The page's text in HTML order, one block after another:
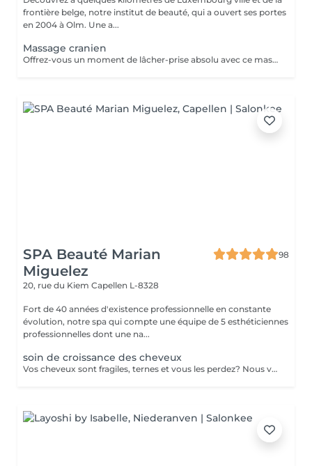
frontière belge, notre institut de beauté, qui a ouvert ses portes
en 2004 à Olm. Une a...
Massage cranien
Offrez-vous un moment de lâcher-prise absolu avec ce massage crânien japonais authentique, transmis par une formatrice venue du Japon. Ce soin agit sur le cuir chevelu, la nuque et les trapèzes pour relâcher les tensions, apaiser le mental et rééquilibrer les énergies. Il favorise la détente profonde, améliore la circulation et aide à libérer le stress et la fatigue nerveuse. Idéal seul ou en complément d'un soin, pour une expérience de bien-être global et revitalisante.
SPA Beauté Marian
Miguelez
98
20, rue du Kiem Capellen L-8328
Fort de 40 années d'existence professionnelle en constante
évolution, notre spa qui compte une équipe de 5 esthéticiennes
professionnelles dont une na...
soin de croissance des cheveux
Vos cheveux sont fragiles, ternes et vous les perdez? Nous vous proposons une cure de 2 semaines (dont 6 applications au total) dans notre institut. - Application d'un shampoing riche en Cell Supporting molecules qui fortifie la racine capillaire et active la pousse du cheveu - Pénétration des actifs grâce aux ultrasons - Application d'un conditionner pour des cheveux souples et brillants - Application d'un sérum riche en Cell Supporting molecules et en Redensyl pour une chevelure pleine de vitalité et volumineuse. Le sérum renforce le métabolisme de la racine des cheveux et en favorise la repousse.